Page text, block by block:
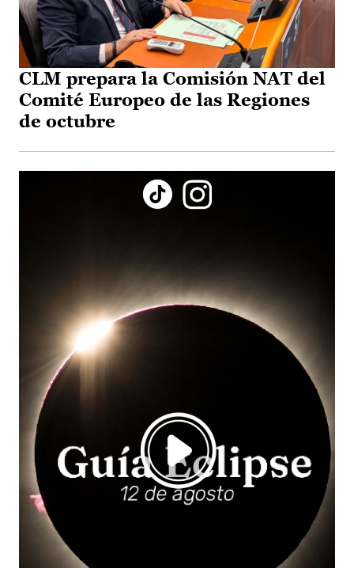
CLM prepara la Comisión NAT del
Comité Europeo de las Regiones
de octubre